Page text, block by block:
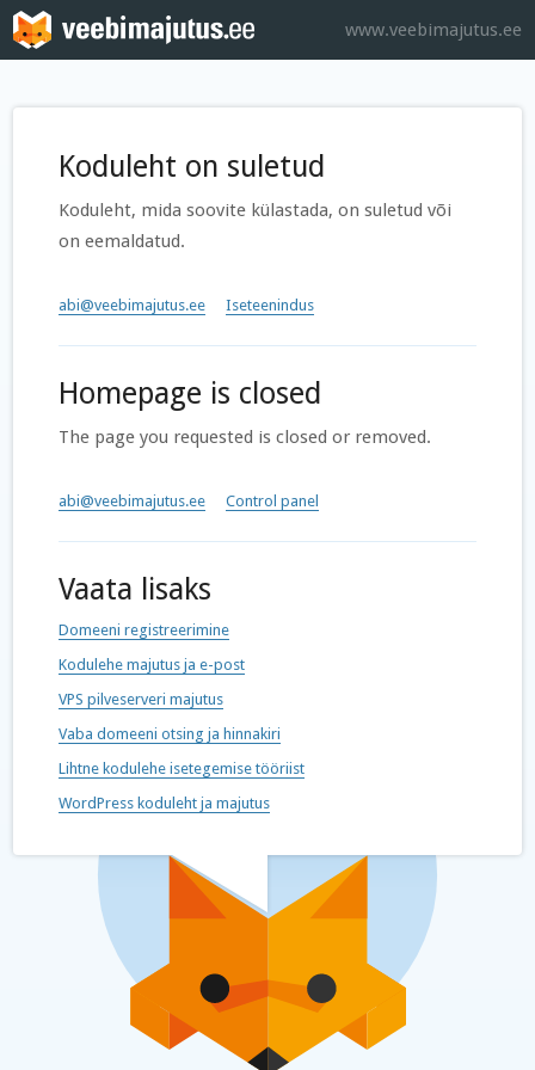
www.veebimajutus.ee
Koduleht on suletud
Koduleht, mida soovite külastada, on suletud või
on eemaldatud.
abi@veebimajutus.ee Iseteenindus
Homepage is closed
The page you requested is closed or removed.
abi@veebimajutus.ee Control panel
Vaata lisaks
Domeeni registreerimine
Kodulehe majutus ja e-post
VPS pilveserveri majutus
Vaba domeeni otsing ja hinnakiri
Lihtne kodulehe isetegemise tööriist
WordPress koduleht ja majutus